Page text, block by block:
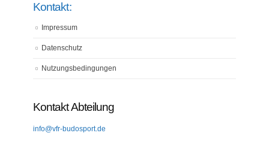
Kontakt:
Impressum
Datenschutz
Nutzungsbedingungen
Kontakt Abteilung
info@vfr-budosport.de